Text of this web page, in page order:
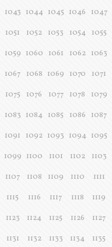
1043 1044 1045 1046 1047
1051 1052 1053 1054 1055
1059 1060 1061 1062 1063
1067 1068 1069 1070 1071
1075 1076 1077 1078 1079
1083 1084 1085 1086 1087
1091 1092 1093 1094 1095
1099 1100 1101 1102 1103
1107 1108 1109 1110 1111
1115 1116 1117 1118 1119
1123 1124 1125 1126 1127
1131 1132 1133 1134 1135